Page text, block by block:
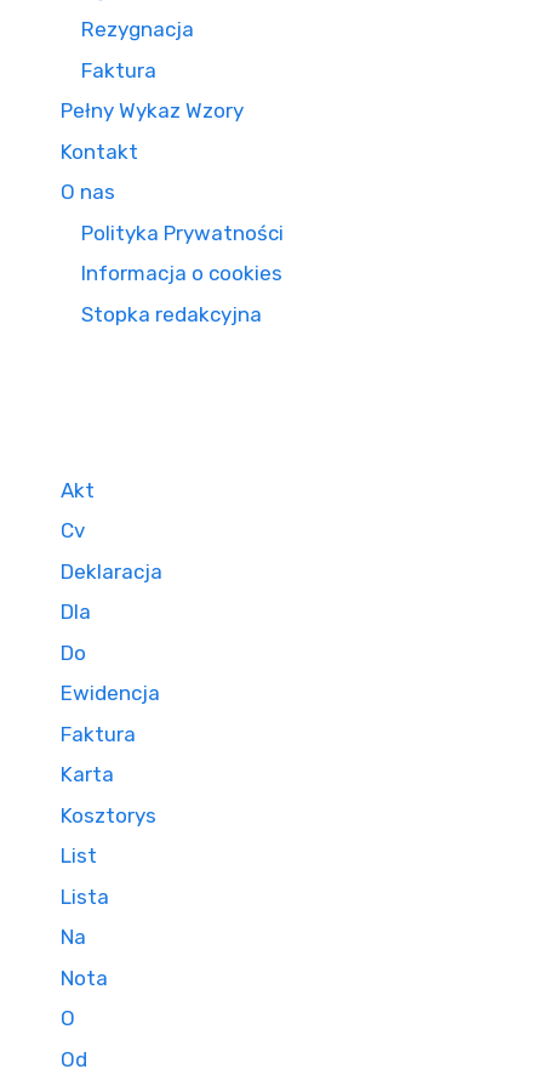
Rezygnacja
Faktura
Pełny Wykaz Wzory
Kontakt
O nas
Polityka Prywatności
Informacja o cookies
Stopka redakcyjna
Akt
Cv
Deklaracja
Dla
Do
Ewidencja
Faktura
Karta
Kosztorys
List
Lista
Na
Nota
O
Od